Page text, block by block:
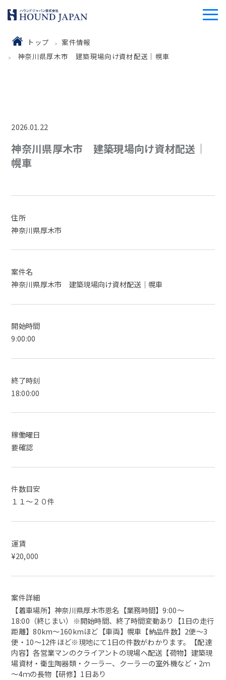
トップ
案件情報
神奈川県厚木市 建築現場向け資材配送｜幌車
2026.01.22
神奈川県厚木市 建築現場向け資材配送｜
幌車
住所
神奈川県厚木市
案件名
神奈川県厚木市 建築現場向け資材配送｜幌車
開始時間
9:00:00
終了時刻
18:00:00
稼働曜日
要確認
件数目安
１１～２０件
運賃
¥20,000
案件詳細
【着車場所】神奈川県厚木市恩名【業務時間】9:00～
18:00（終じまい）※開始時間、終了時間変動あり【1日の走行
距離】80km～160kmほど【車両】幌車【納品件数】2便～3
便・10～12件ほど※現地にて1日の件数がわかります。【配達
内容】各営業マンのクライアントの現場へ配送【荷物】建築現
場資材・衛生陶器類・クーラー、クーラーの室外機など・2ｍ
～4ｍの長物【研修】1日あり